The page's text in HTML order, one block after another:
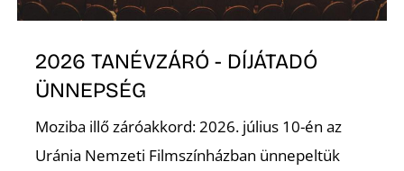
2026 TANÉVZÁRÓ - DÍJÁTADÓ
ÜNNEPSÉG
Moziba illő záróakkord: 2026. július 10-én az
Uránia Nemzeti Filmszínházban ünnepeltük